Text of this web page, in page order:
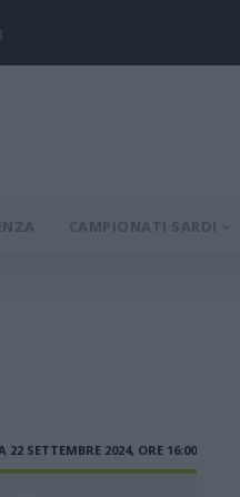
CAMPIONATI SARDI
22 SETTEMBRE 2024, ORE 16:00